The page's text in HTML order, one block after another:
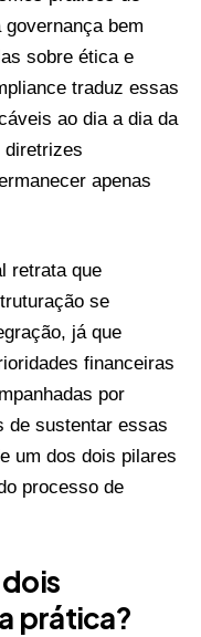
bem
sobre ética e
traduz essas
ao dia a dia da
diretrizes
apenas
retrata que
se
já que
financeiras
por
de sustentar essas
um dos dois pilares
processo de
prática?